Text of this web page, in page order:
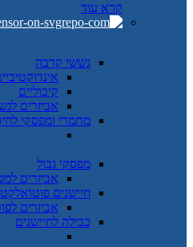
קרא עוד
גששי קרבה
קיבוליים
אביזרים
מתמרי ומפסקי לחץ
מפסקי גבול
אביזרים
חיישנים
אביזרים
כבילה לחיישנים